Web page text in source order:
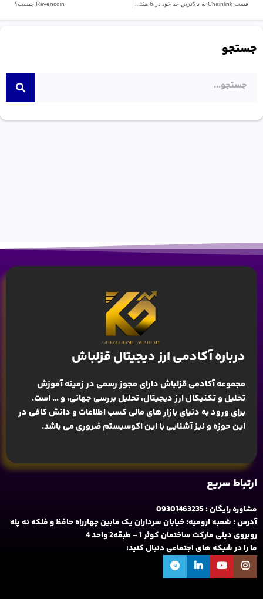
Ravencoin چیست؟
جستجو
درباره آکادمی ارز دیجیتال قزلباش
مجموعه آکادمی قزلباش دارای مجوز رسمی در زمینهآموزش
تحلیل و تکنیکال ارز دیجیتال، تحلیل بررسی جهانی، و … است.
برای ورود به دنیای بازار های مالی کسب اطلاعات و دانش کافی در
این حوزه و نیز آشنایی با این اکوسیستم ضروری می باشد.
ارتباط سریع
مشاوره رایگان : 09301463235
آدرس : شعبه ارومیه: خیابان سرداران یک مابین چهارراه حافظ و فلکه نه پله
روبروی دیلی مارکت ساختمان کوثر 1 - طبقه2 واحد 4
ما را در شبکه های اجتماعی دنبال کنید: